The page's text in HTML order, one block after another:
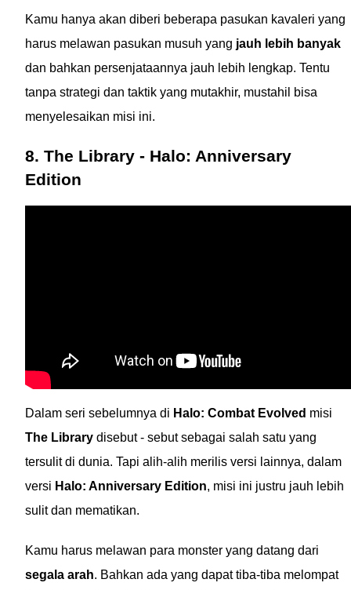
Kamu hanya akan diberi beberapa pasukan kavaleri yang
harus melawan pasukan musuh yang jauh lebih banyak
dan bahkan persenjataannya jauh lebih lengkap. Tentu
tanpa strategi dan taktik yang mutakhir, mustahil bisa
menyelesaikan misi ini.
8. The Library - Halo: Anniversary
Edition
Dalam seri sebelumnya di Halo: Combat Evolved misi
The Library disebut - sebut sebagai salah satu yang
tersulit di dunia. Tapi alih-alih merilis versi lainnya, dalam
versi Halo: Anniversary Edition, misi ini justru jauh lebih
sulit dan mematikan.
Kamu harus melawan para monster yang datang dari
segala arah. Bahkan ada yang dapat tiba-tiba melompat